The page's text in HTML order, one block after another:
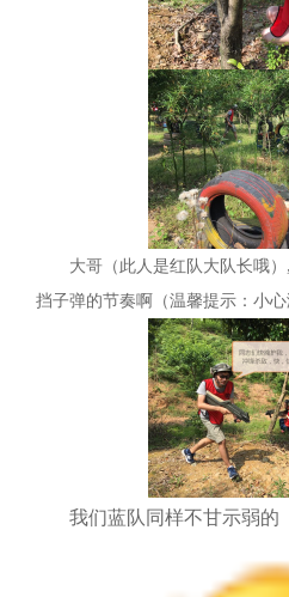
大哥（此人是红队大队长哦） ,
挡子弹的节奏啊（温馨提示：小心
我们蓝队同样不甘示弱的